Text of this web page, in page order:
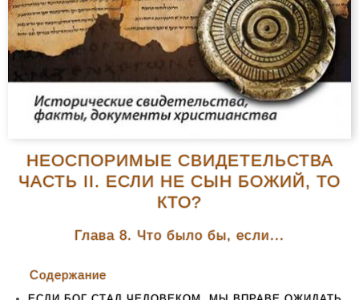
НЕОСПОРИМЫЕ СВИДЕТЕЛЬСТВА
ЧАСТЬ II. ЕСЛИ НЕ СЫН БОЖИЙ, ТО
КТО?
Глава 8. Что было бы, если...
Содержание